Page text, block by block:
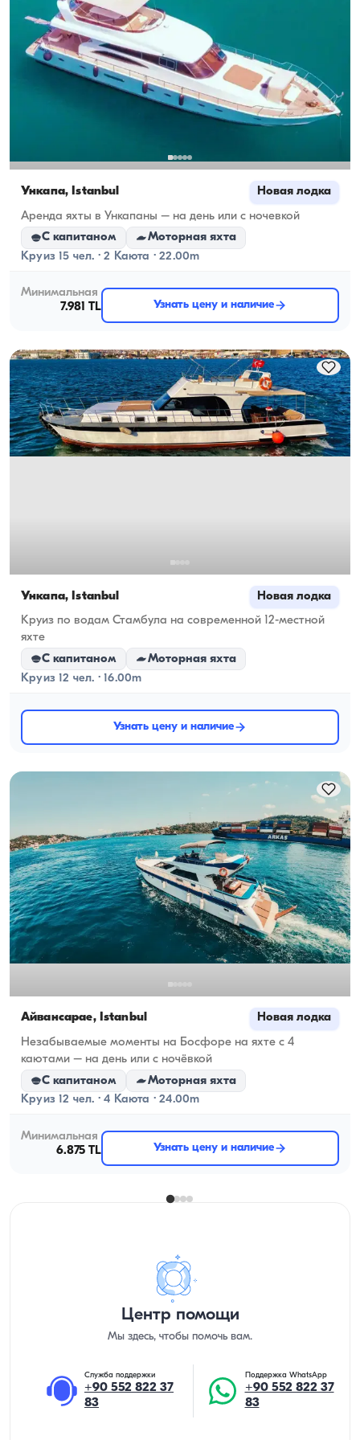
Ункапа, İstanbul Новая лодка
Аренда яхты в Ункапаны – на день или с ночевкой
С капитаном
Моторная яхта
Круиз 15 чел. · 2 Каюта · 22.00m
Минимальная
7.981 TL
Узнать цену и наличие
Ункапа, İstanbul Новая лодка
Круиз по водам Стамбула на современной 12-местной
яхте
С капитаном
Моторная яхта
Круиз 12 чел. · 16.00m
Узнать цену и наличие
Айвансарае, İstanbul Новая лодка
Незабываемые моменты на Босфоре на яхте с 4
каютами – на день или с ночёвкой
С капитаном
Моторная яхта
Круиз 12 чел. · 4 Каюта · 24.00m
Минимальная
6.875 TL
Узнать цену и наличие
Центр помощи
Мы здесь, чтобы помочь вам.
Служба поддержки
+90 552 822 37
83
Поддержка WhatsApp
+90 552 822 37
83